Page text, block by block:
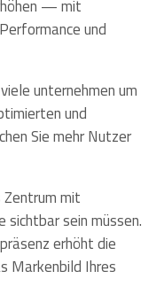
— mit
und
unternehmen um
und
Sie mehr Nutzer
mit
sichtbar sein müssen.
erhöht die
Markenbild Ihres